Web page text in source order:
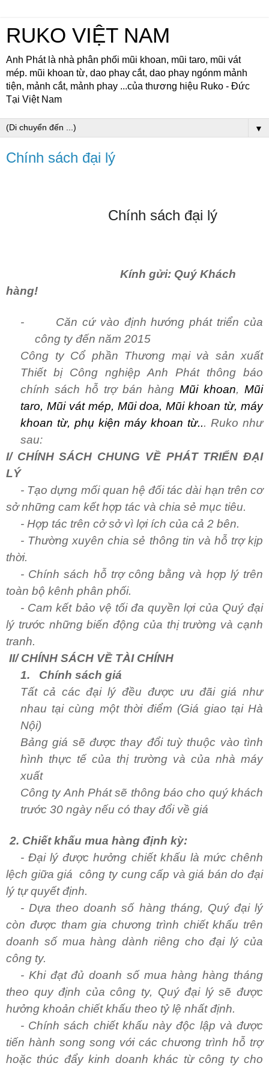
RUKO VIỆT NAM
Anh Phát là nhà phân phối mũi khoan, mũi taro, mũi vát
mép. mũi khoan từ, dao phay cắt, dao phay ngónm mảnh
tiện, mảnh cắt, mảnh phay ...của thương hiệu Ruko - Đức
Tại Việt Nam
▼
Chính sách đại lý
Chính sách đại lý
Kính gửi: Quý Khách
hàng!
-
Căn cứ vào định hướng phát triển của
công ty đến năm 2015
Công ty Cổ phần Thương mại và sản xuất
Thiết bị Công nghiệp Anh Phát thông báo
chính sách hỗ trợ bán hàng Mũi khoan, Mũi
taro, Mũi vát mép, Mũi doa, Mũi khoan từ, máy
khoan từ, phụ kiện máy khoan từ... Ruko như
sau:
I/ CHÍNH SÁCH CHUNG VỀ PHÁT TRIỂN ĐẠI
LÝ
- Tạo dựng mối quan hệ đối tác dài hạn trên cơ
sở những cam kết hợp tác và chia sẻ mục tiêu.
- Hợp tác trên cở sở vì lợi ích của cả 2 bên.
- Thường xuyên chia sẻ thông tin và hỗ trợ kịp
thời.
- Chính sách hỗ trợ công bằng và hợp lý trên
toàn bộ kênh phân phối.
- Cam kết bảo vệ tối đa quyền lợi của Quý đại
lý trước những biến động của thị trường và cạnh
tranh.
II/ CHÍNH SÁCH VỀ TÀI CHÍNH
1.
Chính sách giá
Tất cả các đại lý đều được ưu đãi giá như
nhau tại cùng một thời điểm (Giá giao tại Hà
Nội)
Bảng giá sẽ được thay đổi tuỳ thuộc vào tình
hình thực tế của thị trường và của nhà máy
xuất
Công ty Anh Phát sẽ thông báo cho quý khách
trước 30 ngày nếu có thay đổi về giá
2. Chiết khấu mua hàng định kỳ:
- Đại lý được hưởng chiết khấu là mức chênh
lệch giữa giá công ty cung cấp và giá bán do đại
lý tự quyết định.
- Dựa theo doanh số hàng tháng, Quý đại lý
còn được tham gia chương trình chiết khấu trên
doanh số mua hàng dành riêng cho đại lý của
công ty.
- Khi đạt đủ doanh số mua hàng hàng tháng
theo quy định của công ty, Quý đại lý sẽ được
hưởng khoản chiết khấu theo tỷ lệ nhất định.
- Chính sách chiết khấu này độc lập và được
tiến hành song song với các chương trình hỗ trợ
hoặc thúc đẩy kinh doanh khác từ công ty cho